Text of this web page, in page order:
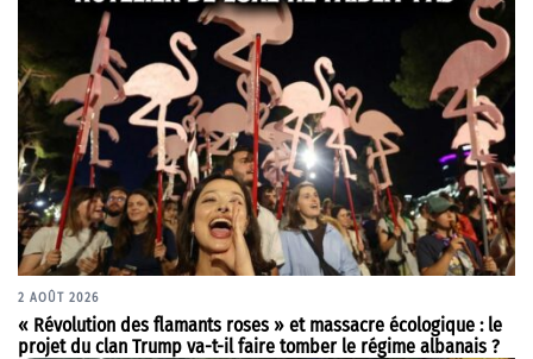
2 AOÛT 2026
« Révolution des flamants roses » et massacre écologique : le
projet du clan Trump va-t-il faire tomber le régime albanais ?